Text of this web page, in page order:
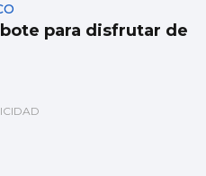
para disfrutar de